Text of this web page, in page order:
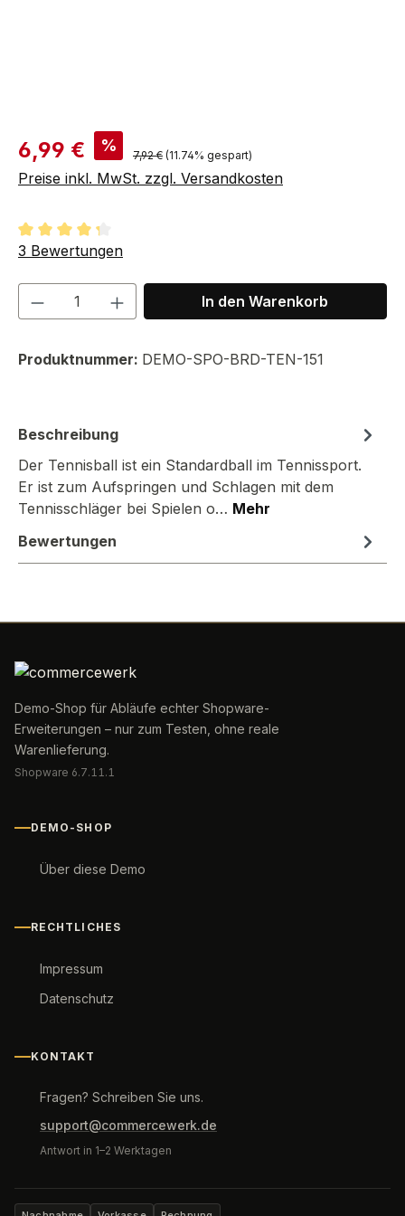
Verkaufspreis:
6,99 € % Regulärer Preis:
7,92 € (11.74% gespart)
Preise inkl. MwSt. zzgl. Versandkosten
Durchschnittliche Bewertung von 4.33 von 5 Sternen
3 Bewertungen
Produkt Anzahl: Gib denIn den Warenkorb
Produktnummer: DEMO-SPO-BRD-TEN-151
Beschreibung
Der Tennisball ist ein Standardball im Tennissport.
Er ist zum Aufspringen und Schlagen mit dem
Tennisschläger bei Spielen o… Mehr
Bewertungen
Demo-Shop für Abläufe echter Shopware-
Erweiterungen – nur zum Testen, ohne reale
Warenlieferung.
Shopware 6.7.11.1
DEMO-SHOP
Über diese Demo
RECHTLICHES
Impressum
Datenschutz
KONTAKT
Fragen? Schreiben Sie uns.
support@commercewerk.de
Antwort in 1–2 Werktagen